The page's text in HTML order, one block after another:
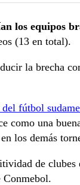
los equipos
(13 en total).
la brecha
fútbol
como una
los demás
de clubes
Conmebol.